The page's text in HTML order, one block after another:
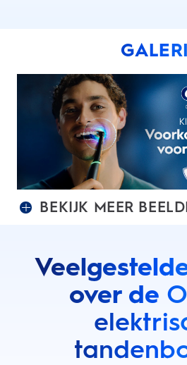
BEKIJK MEER
over de